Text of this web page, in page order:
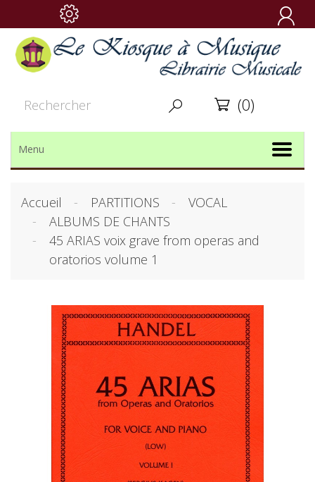

  (0)
Menu
Accueil PARTITIONS
VOCAL
ALBUMS DE CHANTS
45 ARIAS voix grave from operas and
oratorios volume 1